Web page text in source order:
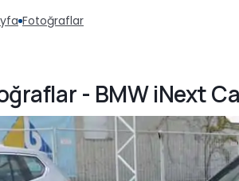
Fotoğraflar
- BMW iNext